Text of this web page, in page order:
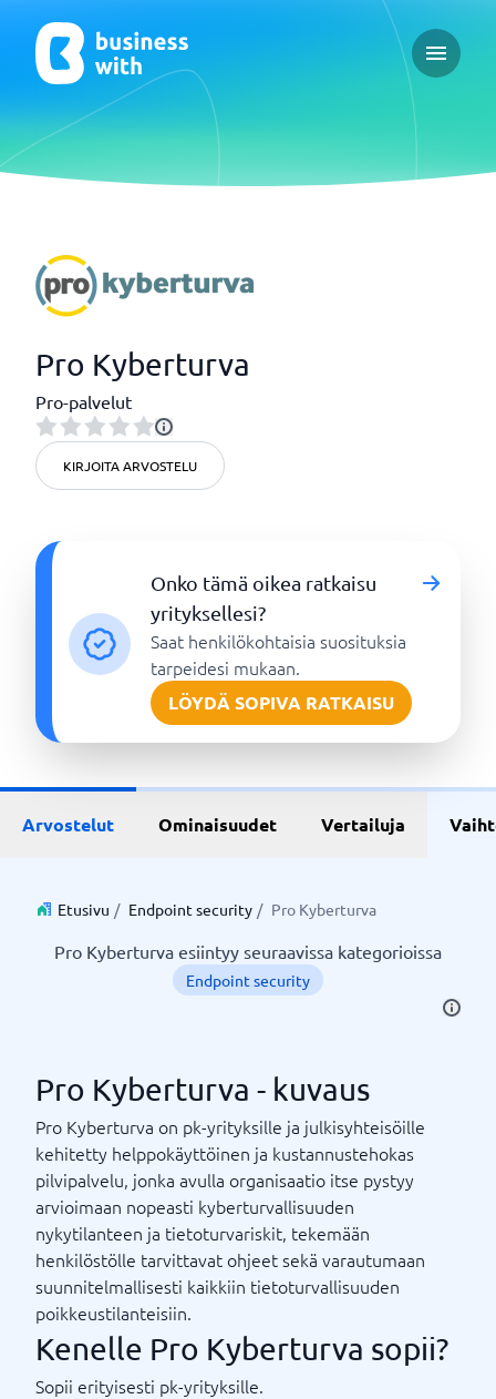
Open
Pro Kyberturva
Pro-palvelut
KIRJOITA ARVOSTELU
Onko tämä oikea ratkaisu
yrityksellesi?
Saat henkilökohtaisia suosituksia
tarpeidesi mukaan.
LÖYDÄ SOPIVA RATKAISU
Arvostelut Ominaisuudet Vertailuja
Etusivu / Endpoint security / Pro Kyberturva
Pro Kyberturva esiintyy seuraavissa kategorioissa
Endpoint security
Pro Kyberturva - kuvaus
Pro Kyberturva on pk-yrityksille ja julkisyhteisöille
kehitetty helppokäyttöinen ja kustannustehokas
pilvipalvelu, jonka avulla organisaatio itse pystyy
arvioimaan nopeasti kyberturvallisuuden
nykytilanteen ja tietoturvariskit, tekemään
henkilöstölle tarvittavat ohjeet sekä varautumaan
suunnitelmallisesti kaikkiin tietoturvallisuuden
poikkeustilanteisiin.
Kenelle Pro Kyberturva sopii?
Sopii erityisesti pk-yrityksille.